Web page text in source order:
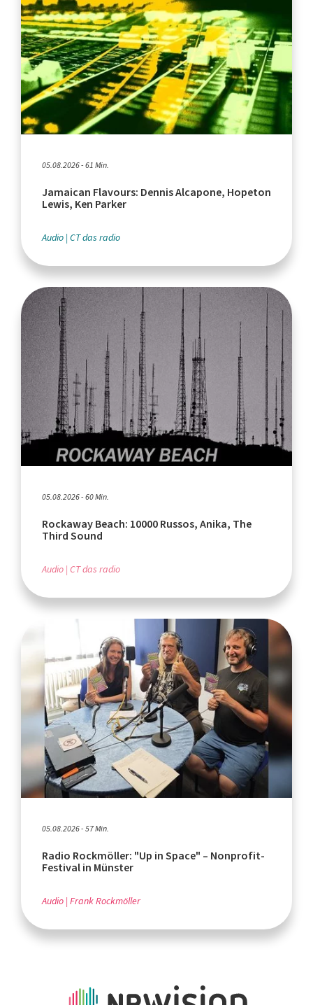
05.08.2026 - 61 Min.
Jamaican Flavours: Dennis Alcapone, Hopeton
Lewis, Ken Parker
Audio CT das radio
05.08.2026 - 60 Min.
Rockaway Beach: 10000 Russos, Anika, The
Third Sound
Audio CT das radio
05.08.2026 - 57 Min.
Radio Rockmöller: "Up in Space" – Nonprofit-
Festival in Münster
Audio Frank Rockmöller